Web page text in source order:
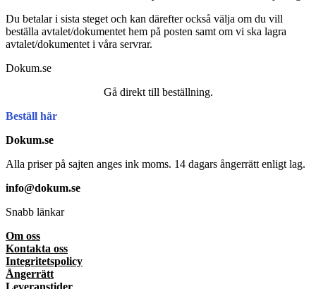
Du betalar i sista steget och kan därefter också välja om du vill
beställa avtalet/dokumentet hem på posten samt om vi ska lagra
avtalet/dokumentet i våra servrar.
Dokum.se
Gå direkt till beställning.
Beställ här
Dokum.se
Alla priser på sajten anges ink moms. 14 dagars ångerrätt enligt lag.
info@dokum.se
Snabb länkar
Om oss
Kontakta oss
Integritetspolicy
Ångerrätt
Leveranstider